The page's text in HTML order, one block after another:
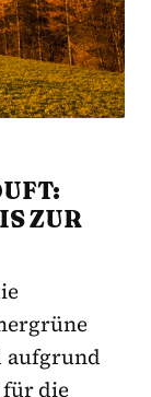
ZUR
aufgrund
für die